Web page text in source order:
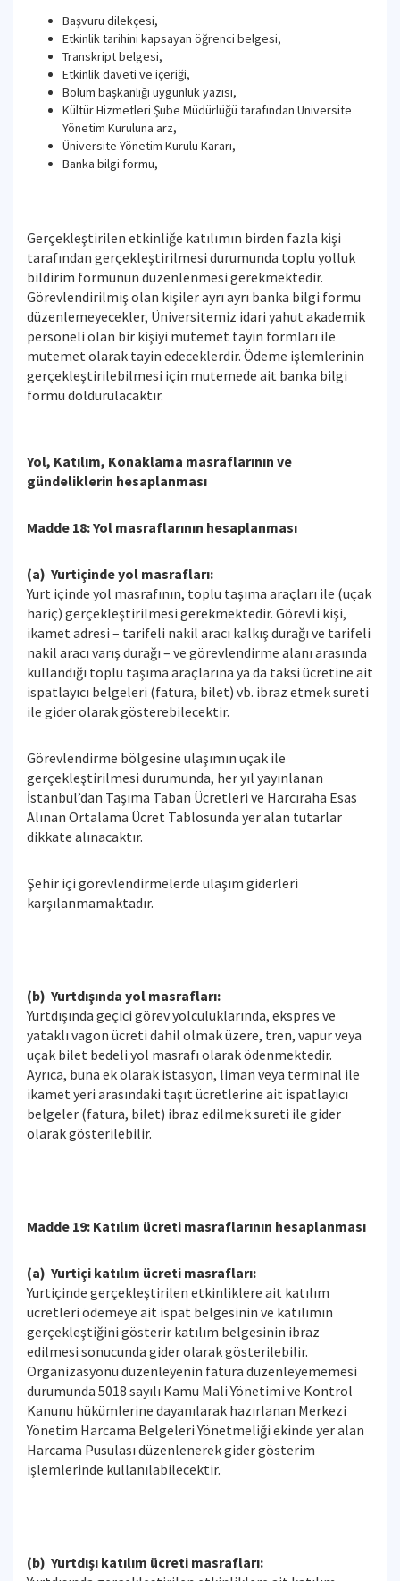
Başvuru dilekçesi,
Etkinlik tarihini kapsayan öğrenci belgesi,
Transkript belgesi,
Etkinlik daveti ve içeriği,
Bölüm başkanlığı uygunluk yazısı,
Kültür Hizmetleri Şube Müdürlüğü tarafından Üniversite
Yönetim Kuruluna arz,
Üniversite Yönetim Kurulu Kararı,
Banka bilgi formu,
Gerçekleştirilen etkinliğe katılımın birden fazla kişi
tarafından gerçekleştirilmesi durumunda toplu yolluk
bildirim formunun düzenlenmesi gerekmektedir.
Görevlendirilmiş olan kişiler ayrı ayrı banka bilgi formu
düzenlemeyecekler, Üniversitemiz idari yahut akademik
personeli olan bir kişiyi mutemet tayin formları ile
mutemet olarak tayin edeceklerdir. Ödeme işlemlerinin
gerçekleştirilebilmesi için mutemede ait banka bilgi
formu doldurulacaktır.
Yol, Katılım, Konaklama masraflarının ve
gündeliklerin hesaplanması
Madde 18: Yol masraflarının hesaplanması
(a) Yurtiçinde yol masrafları:
Yurt içinde yol masrafının, toplu taşıma araçları ile (uçak
hariç) gerçekleştirilmesi gerekmektedir. Görevli kişi,
ikamet adresi – tarifeli nakil aracı kalkış durağı ve tarifeli
nakil aracı varış durağı – ve görevlendirme alanı arasında
kullandığı toplu taşıma araçlarına ya da taksi ücretine ait
ispatlayıcı belgeleri (fatura, bilet) vb. ibraz etmek sureti
ile gider olarak gösterebilecektir.
Görevlendirme bölgesine ulaşımın uçak ile
gerçekleştirilmesi durumunda, her yıl yayınlanan
İstanbul’dan Taşıma Taban Ücretleri ve Harcıraha Esas
Alınan Ortalama Ücret Tablosunda yer alan tutarlar
dikkate alınacaktır.
Şehir içi görevlendirmelerde ulaşım giderleri
karşılanmamaktadır.
(b) Yurtdışında yol masrafları:
Yurtdışında geçici görev yolculuklarında, ekspres ve
yataklı vagon ücreti dahil olmak üzere, tren, vapur veya
uçak bilet bedeli yol masrafı olarak ödenmektedir.
Ayrıca, buna ek olarak istasyon, liman veya terminal ile
ikamet yeri arasındaki taşıt ücretlerine ait ispatlayıcı
belgeler (fatura, bilet) ibraz edilmek sureti ile gider
olarak gösterilebilir.
Madde 19: Katılım ücreti masraflarının hesaplanması
(a) Yurtiçi katılım ücreti masrafları:
Yurtiçinde gerçekleştirilen etkinliklere ait katılım
ücretleri ödemeye ait ispat belgesinin ve katılımın
gerçekleştiğini gösterir katılım belgesinin ibraz
edilmesi sonucunda gider olarak gösterilebilir.
Organizasyonu düzenleyenin fatura düzenleyememesi
durumunda 5018 sayılı Kamu Mali Yönetimi ve Kontrol
Kanunu hükümlerine dayanılarak hazırlanan Merkezi
Yönetim Harcama Belgeleri Yönetmeliği ekinde yer alan
Harcama Pusulası düzenlenerek gider gösterim
işlemlerinde kullanılabilecektir.
(b) Yurtdışı katılım ücreti masrafları: